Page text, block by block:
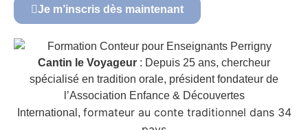
Je m’inscris dès maintenant
Cantin le Voyageur : Depuis 25 ans, chercheur
spécialisé en tradition orale, président fondateur de
l’Association Enfance & Découvertes
International, formateur au conte traditionnel dans 34